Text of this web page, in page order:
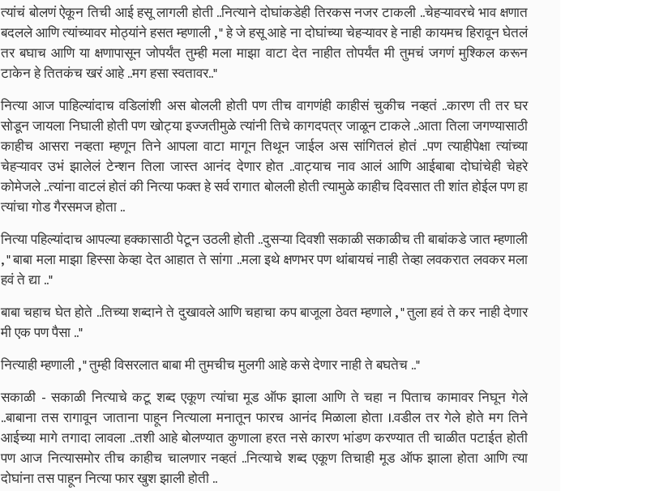
त्यांचं बोलणं ऐकून तिची आई हसू लागली होती ..नित्याने दोघांकडेही तिरकस नजर टाकली ..चेहऱ्यावरचे भाव क्षणात
बदलले आणि त्यांच्यावर मोठ्यांने हसत म्हणाली , " हे जे हसू आहे ना दोघांच्या चेहऱ्यावर हे नाही कायमच हिरावून घेतलं
तर बघाच आणि या क्षणापासून जोपर्यंत तुम्ही मला माझा वाटा देत नाहीत तोपर्यंत मी तुमचं जगणं मुश्किल करून
टाकेन हे तितकंच खरं आहे ..मग हसा स्वतावर.."
नित्या आज पाहिल्यांदाच वडिलांशी अस बोलली होती पण तीच वागणंही काहीसं चुकीच नव्हतं ..कारण ती तर घर
सोडून जायला निघाली होती पण खोट्या इज्जतीमुळे त्यांनी तिचे कागदपत्र जाळून टाकले ..आता तिला जगण्यासाठी
काहीच आसरा नव्हता म्हणून तिने आपला वाटा मागून तिथून जाईल अस सांगितलं होतं ..पण त्याहीपेक्षा त्यांच्या
चेहऱ्यावर उभं झालेलं टेन्शन तिला जास्त आनंद देणार होत ..वाट्याच नाव आलं आणि आईबाबा दोघांचेही चेहरे
कोमेजले ..त्यांना वाटलं होतं की नित्या फक्त हे सर्व रागात बोलली होती त्यामुळे काहीच दिवसात ती शांत होईल पण हा
त्यांचा गोड गैरसमज होता ..
नित्या पहिल्यांदाच आपल्या हक्कासाठी पेटून उठली होती ..दुसऱ्या दिवशी सकाळी सकाळीच ती बाबांकडे जात म्हणाली
, " बाबा मला माझा हिस्सा केव्हा देत आहात ते सांगा ..मला इथे क्षणभर पण थांबायचं नाही तेव्हा लवकरात लवकर मला
हवं ते द्या .."
बाबा चहाच घेत होते ..तिच्या शब्दाने ते दुखावले आणि चहाचा कप बाजूला ठेवत म्हणाले , " तुला हवं ते कर नाही देणार
मी एक पण पैसा .."
नित्याही म्हणाली , " तुम्ही विसरलात बाबा मी तुमचीच मुलगी आहे कसे देणार नाही ते बघतेच .."
सकाळी - सकाळी नित्याचे कटू शब्द एकूण त्यांचा मूड ऑफ झाला आणि ते चहा न पिताच कामावर निघून गेले
..बाबाना तस रागावून जाताना पाहून नित्याला मनातून फारच आनंद मिळाला होता ।.वडीलतर गेले होते मग तिने
आईच्या मागे तगादा लावला ..तशी आहे बोलण्यात कुणाला हरत नसे कारण भांडण करण्यात ती चाळीत पटाईत होती
पण आज नित्यासमोर तीच काहीच चालणार नव्हतं ..नित्याचे शब्द एकूण तिचाही मूड ऑफ झाला होता आणि त्या
दोघांना तस पाहून नित्या फार खुश झाली होती ..